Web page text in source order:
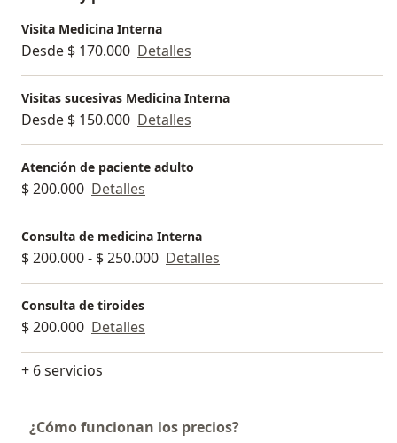
Visita Medicina Interna
Desde $ 170.000 Detalles
Visitas sucesivas Medicina Interna
Desde $ 150.000 Detalles
Atención de paciente adulto
$ 200.000 Detalles
Consulta de medicina Interna
$ 200.000 - $ 250.000 Detalles
Consulta de tiroides
$ 200.000 Detalles
+ 6 servicios
¿Cómo funcionan los precios?